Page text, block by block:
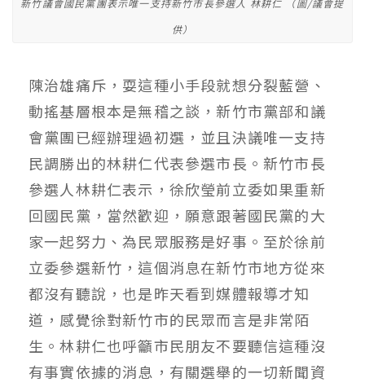
供）
陳治雄痛斥，耍這種小手段就想分裂藍營、
動搖基層根本是無稽之談，新竹市黨部和議
會黨團已經辦理過初選，並且決議唯一支持
民調勝出的林耕仁代表參選市長。新竹市長
參選人林耕仁表示，徐欣瑩前立委如果重新
回國民黨，當然歡迎，願意跟著國民黨的大
家一起努力、為民眾服務是好事。至於徐前
立委參選新竹，這個消息在新竹市地方從來
都沒有聽說，也是昨天看到媒體報導才知
道，感覺徐對新竹市的民眾而言是非常陌
生。林耕仁也呼籲市民朋友不要聽信這種沒
有事實依據的消息，有關選舉的一切新聞資